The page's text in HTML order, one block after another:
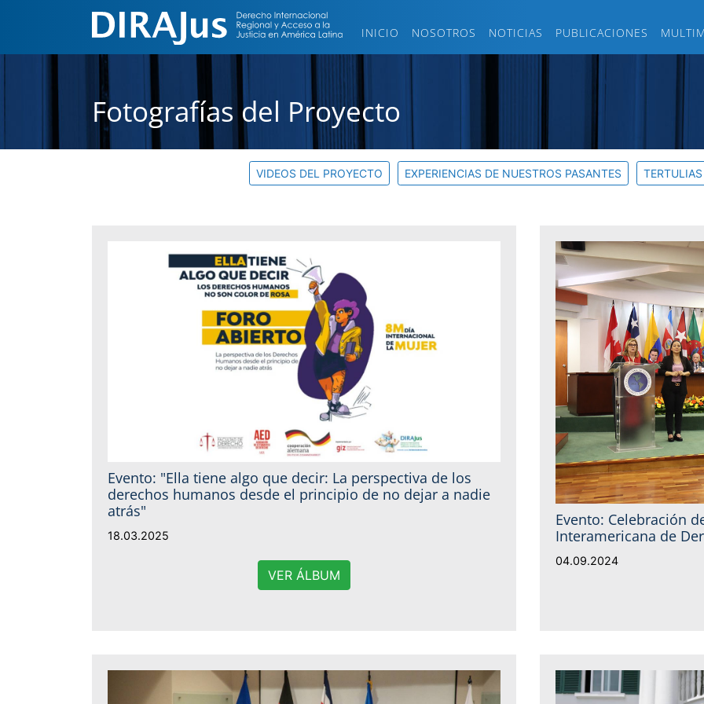
INICIO NOSOTROS NOTICIAS PUBLICACIONES
Fotografías del Proyecto
VIDEOS DEL PROYECTO EXPERIENCIAS DE NUESTROS PASANTES TERTULIAS
Evento: "Ella tiene algo que decir: La perspectiva de los
derechos humanos desde el principio de no dejar a nadie
atrás"
18.03.2025
VER ÁLBUM
Evento: Celebración
Interamericana de
04.09.2024